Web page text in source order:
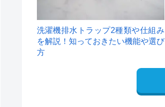
洗濯機排水トラップ2種類や仕組み
を解説！知っておきたい機能や選び
方